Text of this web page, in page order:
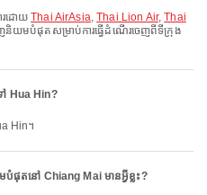
រដោយThai AirAsia,Thai Lion Air,Thai
យមបំផុតសម្រាប់ការធ្វើដំណើរចេញពីទីក្រុង
ៅ Hua Hin?
Hin។
ផុតនៅ Chiang Mai មានអ្វីខ្លះ?